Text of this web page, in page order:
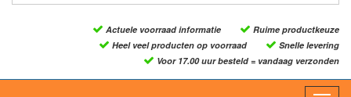
Actuele voorraad informatie
Ruime productkeuze
Heel veel producten op voorraad
Snelle levering
Voor 17.00 uur besteld = vandaag verzonden